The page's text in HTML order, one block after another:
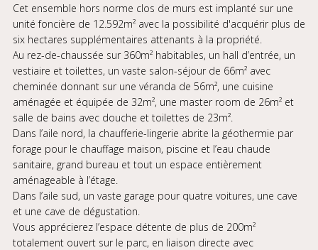
Cet ensemble hors norme clos de murs est implanté sur une
unité foncière de 12.592m² avec la possibilité d'acquérir plus de
six hectares supplémentaires attenants à la propriété.
Au rez-de-chaussée sur 360m² habitables, un hall d’entrée, un
vestiaire et toilettes, un vaste salon-séjour de 66m² avec
cheminée donnant sur une véranda de 56m², une cuisine
aménagée et équipée de 32m², une master room de 26m² et
salle de bains avec douche et toilettes de 23m².
Dans l’aile nord, la chaufferie-lingerie abrite la géothermie par
forage pour le chauffage maison, piscine et l’eau chaude
sanitaire, grand bureau et tout un espace entièrement
aménageable à l’étage.
Dans l’aile sud, un vaste garage pour quatre voitures, une cave
et une cave de dégustation.
Vous apprécierez l’espace détente de plus de 200m²
totalement ouvert sur le parc, en liaison directe avec